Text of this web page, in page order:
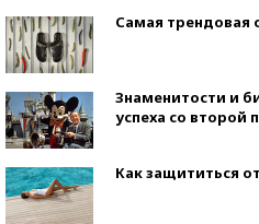
Самая трендовая
Знаменитости и
успеха со второй
Как защититься